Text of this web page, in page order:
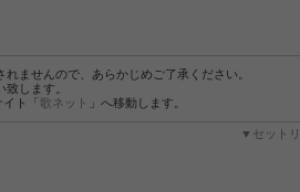
ませんので、あらかじめご了承ください。
致します。
ト「歌ネット 」へ移動します。
▼セット